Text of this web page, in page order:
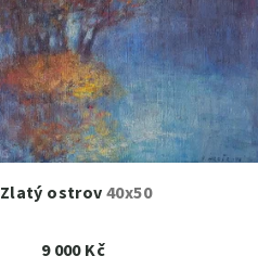
Zlatý ostrov40x50
9 000 Kč